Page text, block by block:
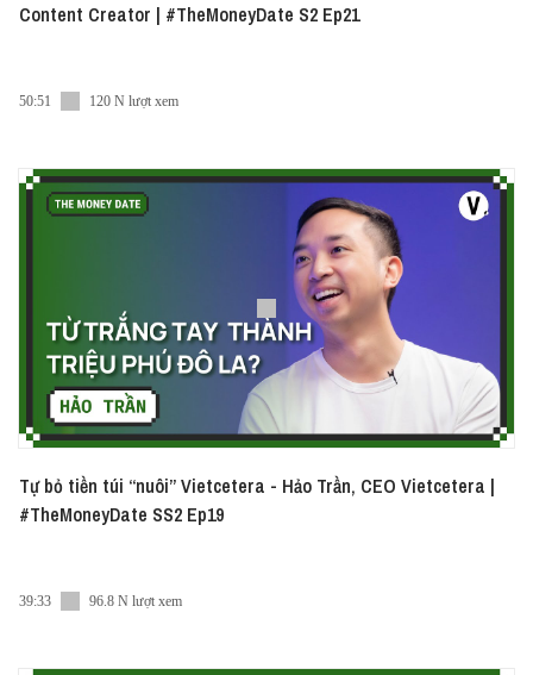
Content Creator | #TheMoneyDate S2 Ep21
50:51 120 N lượt xem
Tự bỏ tiền túi “nuôi” Vietcetera - Hảo Trần, CEO Vietcetera |
#TheMoneyDate SS2 Ep19
39:33 96.8 N lượt xem